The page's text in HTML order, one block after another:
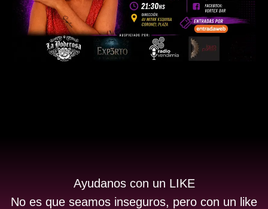
Ayudanos con un LIKE
No es que seamos inseguros, pero con un like